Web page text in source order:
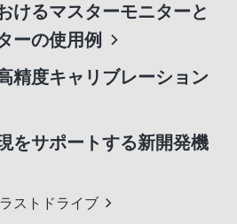
けるマスターモニターと
ーの使用例
精度キャリブレーション
をサポートする新開発機
ストドライブ